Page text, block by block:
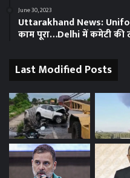
June 30, 2023
Uttarakhand News:
काम पूरा…Delhi में कमेटी की
Last Modified Posts